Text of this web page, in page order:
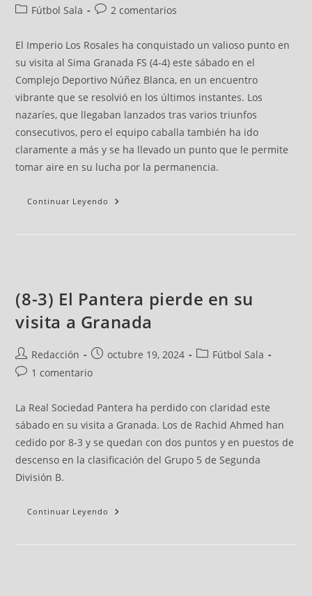
Fútbol Sala
2 comentarios
El Imperio Los Rosales ha conquistado un valioso punto en
su visita al Sima Granada FS (4-4) este sábado en el
Complejo Deportivo Núñez Blanca, en un encuentro
vibrante que se resolvió en los últimos instantes. Los
nazaríes, que llegaban lanzados tras varios triunfos
consecutivos, pero el equipo caballa también ha ido
claramente a más y se ha llevado un punto que le permite
tomar aire en su lucha por la permanencia.
Continuar Leyendo
(8-3) El Pantera pierde en su
visita a Granada
Redacción octubre 19, 2024
Fútbol Sala
1 comentario
La Real Sociedad Pantera ha perdido con claridad este
sábado en su visita a Granada. Los de Rachid Ahmed han
cedido por 8-3 y se quedan con dos puntos y en puestos de
descenso en la clasificación del Grupo 5 de Segunda
División B.
Continuar Leyendo